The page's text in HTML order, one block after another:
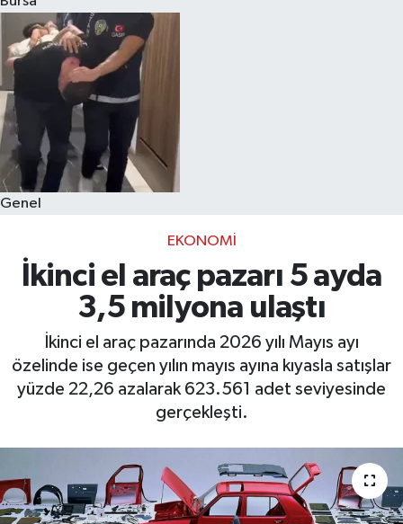
Genel
EKONOMI
İkinci el araç pazarı 5 ayda
3,5 milyona ulaştı
İkinci el araç pazarında 2026 yılı Mayıs ayı
özelinde ise geçen yılın mayıs ayına kıyasla satışlar
yüzde 22,26 azalarak 623.561 adet seviyesinde
gerçekleşti.
Eğitim
Sağlık
Magazin
Kültür & Sanat
Teknoloji
Bilim
Genel
Bilim, Teknoloji